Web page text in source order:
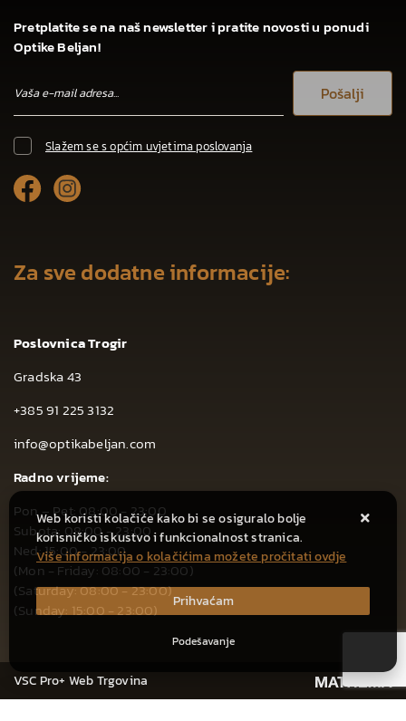
Pretplatite se na naš newsletter i pratite novosti u ponudi
Optike Beljan!
Pošalji
Slažem se s općim uvjetima poslovanja
Za sve dodatne informacije:
Poslovnica Trogir
Gradska 43
+385 91 225 3132
info@optikabeljan.com
Radno vrijeme:
Pon – Pet: 08:00 - 23:00
Subota: 08:00 - 23:00
Ned: 15:00 - 23:00
(Mon - Friday: 08:00 - 23:00)
(Saturday: 08:00 - 23:00)
(Sunday: 15:00 - 23:00)
VSC Pro+ Web Trgovina
Web koristi kolačiće kako bi se osiguralo bolje
korisničko iskustvo i funkcionalnost stranica.
Više informacija o kolačićima možete pročitati ovdje
Prihvaćam
Podešavanje